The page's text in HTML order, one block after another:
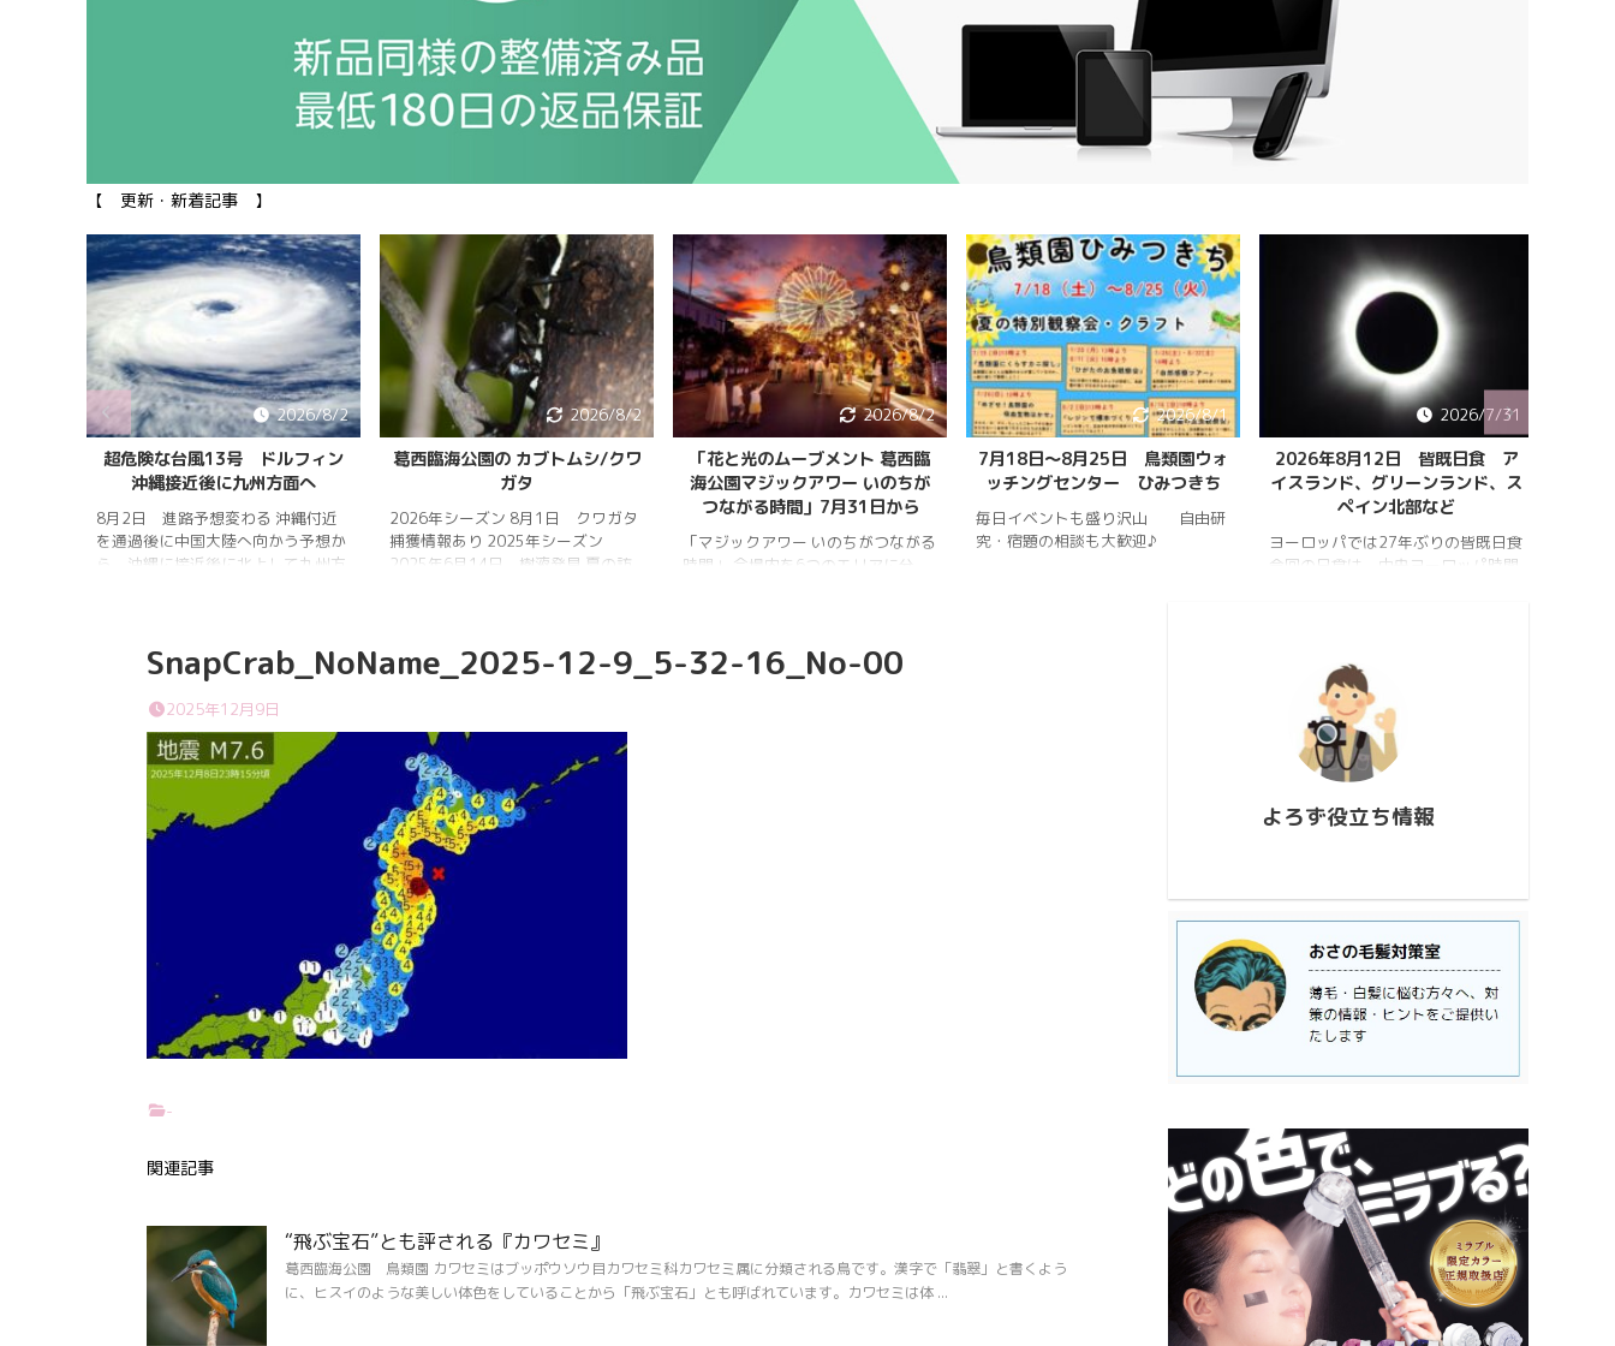
【 更新・新着記事 】
2026/8/2
超危険な台風13号 ドルフィン
沖縄接近後に九州方面へ
8月2日 進路予想変わる 沖縄付近
を通過後に中国大陸へ向かう予想か
ら、沖縄に接近後に北上して九州方
パ中期予報センター 気象庁 8月
31日 6:00 8月30日 5:20 8月1日
に南鳥島近海で猛烈な勢力へ 台風
13号は、今後、海面水温が29度以
上の海域を西進する見込みで、猛烈
な勢力になる見込み。
2026/8/2
葛西臨海公園の カブトムシ/クワ
ガタ
2026年シーズン 8月1日 クワガタ
捕獲情報あり 2025年シーズン
2025年6月14日 樹液発見 夏の訪
シ・クワガタの確認情報はかなり減
りましたが、カブトムシ・ノコギリ
思われます。 2025年3月28日 冬
眠していたコクワガタ全員が目覚め
ました!! 2025年2月17日 冬眠して
いたコクワガタ♂が目覚めました!!
昆虫ゼリーを吸って ...
2026/8/2
「花と光のムーブメント 葛西臨
海公園マジックアワー いのちが
つながる時間」7月31日から
「マジックアワー いのちがつながる
時間」 会場内を6つのエリアに分
間は18時～20時30分。 「フォト
スポット」（ひまわり畑内） 噴水
2026/8/1
7月18日〜8月25日 鳥類園ウォ
ッチングセンター ひみつきち
毎日イベントも盛り沢山 自由研
究・宿題の相談も大歓迎♪
2026/7/31
2026年8月12日 皆既日食 ア
イスランド、グリーンランド、ス
ペイン北部など
ヨーロッパでは27年ぶりの皆既日食
今回の日食は、中央ヨーロッパ時間
726_173927.mp4
https://www.youtube.com/watch?
v=AUJyBTySGso
SnapCrab_NoName_2025-12-9_5-32-16_No-00
2025年12月9日
-
関連記事
“飛ぶ宝石”とも評される『カワセミ』
葛西臨海公園 鳥類園 カワセミはブッポウソウ目カワセミ科カワセミ属に分類される鳥です。漢字で「翡翠」と書くよう
に、ヒスイのような美しい体色をしていることから「飛ぶ宝石」とも呼ばれています。カワセミは体 ...
よろず役立ち情報